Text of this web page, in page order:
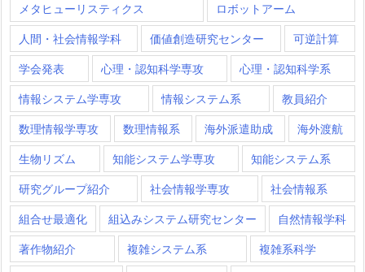
メタヒューリスティクス ロボットアーム
人間・社会情報学科 価値創造研究センター 可逆計算
学会発表 心理・認知科学専攻 心理・認知科学系
情報システム学専攻 情報システム系 教員紹介
数理情報学専攻 数理情報系 海外派遣助成 海外渡航
生物リズム 知能システム学専攻 知能システム系
研究グループ紹介 社会情報学専攻 社会情報系
組合せ最適化 組込みシステム研究センター 自然情報学科
著作物紹介 複雑システム系 複雑系科学